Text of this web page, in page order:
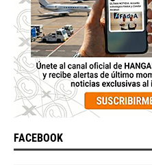
FACEBOOK